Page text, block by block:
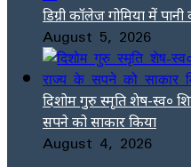
डिग्री कॉलेज गोमिया में
August 5, 2026
दिशोम गुरु स्मृति शेष-स्व०
सपने को साकार किया
August 4, 2026